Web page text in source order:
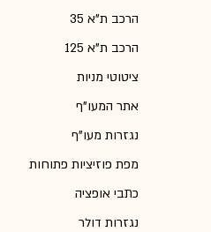
הרכב ת"א 35
הרכב ת"א 125
ציטוטי מניות
אתר המעו"ף
נגזרות מעו"ף
מפת פוזיציות פתוחות
כתבי אופציה
נגזרות דולר